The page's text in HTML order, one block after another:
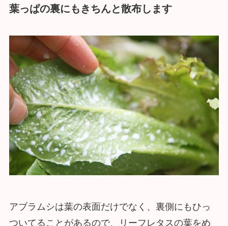
葉っぱの裏にもきちんと散布します
アブラムシは葉の表面だけでなく、裏側にもひっ
ついてることがあるので、リーフレタスの葉をめ